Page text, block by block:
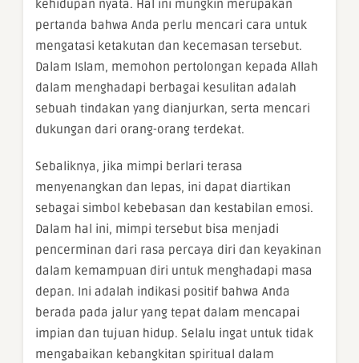
kehidupan nyata. Hal ini mungkin merupakan
pertanda bahwa Anda perlu mencari cara untuk
mengatasi ketakutan dan kecemasan tersebut.
Dalam Islam, memohon pertolongan kepada Allah
dalam menghadapi berbagai kesulitan adalah
sebuah tindakan yang dianjurkan, serta mencari
dukungan dari orang-orang terdekat.
Sebaliknya, jika mimpi berlari terasa
menyenangkan dan lepas, ini dapat diartikan
sebagai simbol kebebasan dan kestabilan emosi.
Dalam hal ini, mimpi tersebut bisa menjadi
pencerminan dari rasa percaya diri dan keyakinan
dalam kemampuan diri untuk menghadapi masa
depan. Ini adalah indikasi positif bahwa Anda
berada pada jalur yang tepat dalam mencapai
impian dan tujuan hidup. Selalu ingat untuk tidak
mengabaikan kebangkitan spiritual dalam